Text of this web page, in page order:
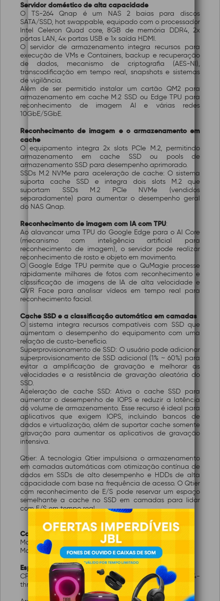
Servidor doméstico de alta capacidade
O TS-264 Qnap é um NAS 2 baias para discos
SATA/SSD, hot swappable, equipado com o processador
Intel Celeron Quad core, 8GB de memória DDR4, 2x
portas LAN, 4x portas USB e 1x saída HDMI.
O servidor de armazenamento integra recursos para
execução de VMs e Containers, backup e recuperação
de dados, mecanismo de criptografia (AES-NI),
transcodificação em tempo real, snapshots e sistemas
de vigilância.
Além de ser permitido instalar um cartão QM2 para
armazenamento em cache M.2 SSD ou Edge TPU para
reconhecimento de imagem AI e várias redes
10GbE/5GbE.
Reconhecimento de imagem e o armazenamento em
cache
O equipamento integra 2x slots PCIe M.2, permitindo
armazenamento em cache SSD ou pools de
armazenamento SSD para desempenho aprimorado.
SSDs M.2 NVMe para aceleração de cache: O sistema
suporta cache SSD e integra dois slots M.2 que
suportam SSDs M.2 PCIe NVMe (vendidos
separadamente) para aumentar o desempenho geral
do NAS Qnap.
Reconhecimento de imagem com IA com TPU:
Ao alavancar uma TPU do Google Edge para o AI Core
(mecanismo com inteligência artificial para
reconhecimento de imagem), o servidor pode realizar
reconhecimento de rosto e objeto em movimento.
O Google Edge TPU permite que o QuMagie processe
rapidamente milhares de fotos com reconhecimento e
classificação de imagens de IA de alta velocidade e
QVR Face para analisar vídeos em tempo real para
reconhecimento facial.
Cache SSD e a classificação automática em camadas
O sistema integra recursos compatíveis com SSD que
aumentam o desempenho do equipamento com uma
relação de custo-benefício.
Superprovisionamento de SSD: O usuário pode adicionar
superprovisionamento de SSD adicional (1% ~ 60%) para
evitar a amplificação de gravação e melhorar as
velocidades e a resistência de gravação aleatória do
SSD.
Aceleração de cache SSD: Ativa o cache SSD para
aumentar o desempenho de IOPS e reduzir a latência
do volume de armazenamento. Esse recurso é ideal para
aplicativos que exigem IOPS, incluindo bancos de
dados e virtualização, além de suportar cache somente
gravação para aumentar os aplicativos de gravação
intensiva.
Qtier: A tecnologia Qtier impulsiona o armazenamento
em camadas automáticas com otimização contínua de
dados em SSDs de alto desempenho e HDDs de alta
capacidade com base na frequência de acesso. O Qtier
com reconhecimento de E/S pode reservar um espaço
semelhante a cache no SSD em camadas para lidar
com E/S em tempo real.
Características:
Marca: QNAP
Modelo: TS-264-8G-BR
Especificações Técnicas
CPU: Processador Intel Celeron N5105/N5095 4-core/4-
thread, burst até 2,9 GHz